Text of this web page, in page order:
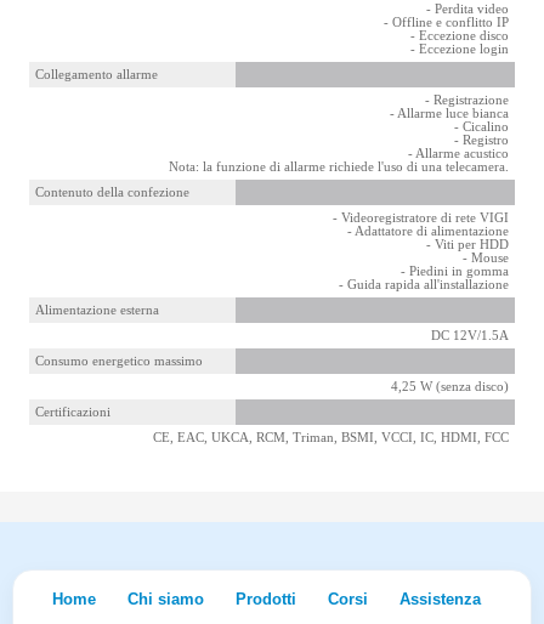
- Perdita video
- Offline e conflitto IP
- Eccezione disco
- Eccezione login
Collegamento allarme
- Registrazione
- Allarme luce bianca
- Cicalino
- Registro
- Allarme acustico
Nota: la funzione di allarme richiede l'uso di una telecamera.
Contenuto della confezione
- Videoregistratore di rete VIGI
- Adattatore di alimentazione
- Viti per HDD
- Mouse
- Piedini in gomma
- Guida rapida all'installazione
Alimentazione esterna
DC 12V/1.5A
Consumo energetico massimo
4,25 W (senza disco)
Certificazioni
CE, EAC, UKCA, RCM, Triman, BSMI, VCCI, IC, HDMI, FCC
Home Chi siamo Prodotti Corsi
Assistenza